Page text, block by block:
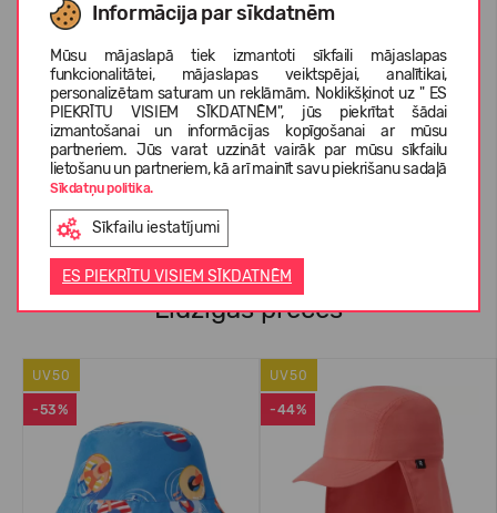
Informācija par sīkdatnēm
Mūsu mājaslapā tiek izmantoti sīkfaili mājaslapas
funkcionalitātei, mājaslapas veiktspējai, analītikai,
personalizētam saturam un reklāmām. Noklikšķinot uz " ES
PIEKRĪTU VISIEM SĪKDATNĒM", jūs piekrītat šādai
izmantošanai un informācijas kopīgošanai ar mūsu
partneriem. Jūs varat uzzināt vairāk par mūsu sīkfailu
lietošanu un partneriem, kā arī mainīt savu piekrišanu sadaļā
Sīkdatņu politika.
Sīkfailu iestatījumi
ES PIEKRĪTU VISIEM SĪKDATNĒM
IZMĒRU TABULA
PAR REIMA
KLIENTU ATSAUKSMES (0)
Līdzīgas preces
-53%
UV50
-44%
UV50